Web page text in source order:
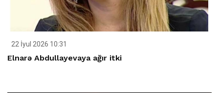
22 İyul 2026 10:31
Elnarə Abdullayevaya ağır itki